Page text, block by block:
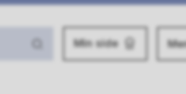
Min side